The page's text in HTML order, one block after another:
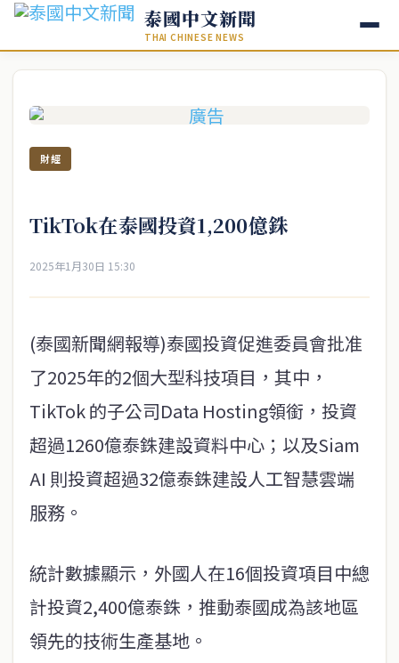
泰國中文新聞
THAI CHINESE NEWS
財經
TikTok在泰國投資1,200億銖
2025年1月30日 15:30
(泰國新聞網報導)泰國投資促進委員會批准
了2025年的2個大型科技項目，其中，
TikTok 的子公司Data Hosting領銜，投資
超過1260億泰銖建設資料中心；以及Siam
AI 則投資超過32億泰銖建設人工智慧雲端
服務。
統計數據顯示，外國人在16個投資項目中總
計投資2,400億泰銖，推動泰國成為該地區
領先的技術生產基地。